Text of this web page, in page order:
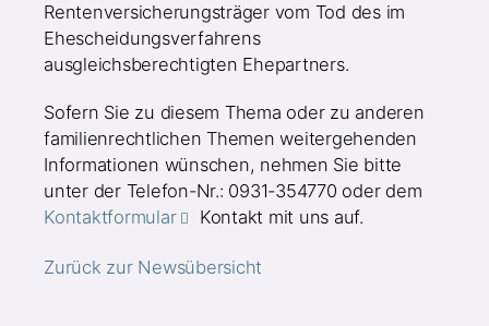
Rentenversicherungsträger vom Tod des im
Ehescheidungsverfahrens
ausgleichsberechtigten Ehepartners.
Sofern Sie zu diesem Thema oder zu anderen
familienrechtlichen Themen weitergehenden
Informationen wünschen, nehmen Sie bitte
unter der Telefon-Nr.: 0931-354770 oder dem
Kontaktformular
Kontakt mit uns auf.
Zurück zur Newsübersicht